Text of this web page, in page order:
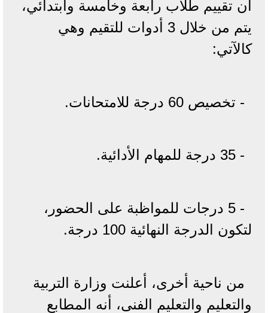
أن تقييم طلاب رابعة وخامسة وابتدائي،
يتم من خلال 3 أدوات للتقيم وهي
كالآتي:
- تخصيص 60 درجة للامتحانات.
- 35 درجة للمهام الأدائية.
- 5 درجات للمواظبة على الحضور،
لتكون الدرجة النهائية 100 درجة.
من ناحية أخرى، أعلنت وزارة التربية
والتعليم والتعليم الفنى، أنه المطابع